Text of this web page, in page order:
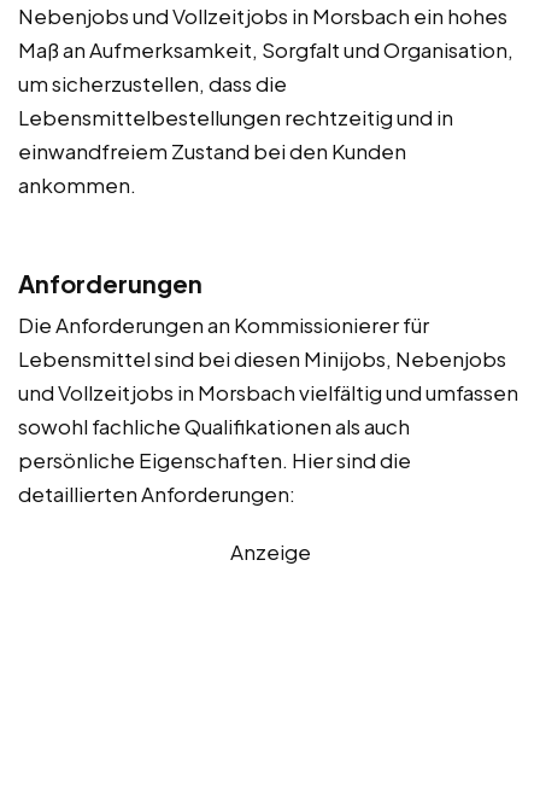
Nebenjobs und Vollzeitjobs in Morsbach ein hohes
Maß an Aufmerksamkeit, Sorgfalt und Organisation,
um sicherzustellen, dass die
Lebensmittelbestellungen rechtzeitig und in
einwandfreiem Zustand bei den Kunden
ankommen.
Anforderungen
Die Anforderungen an Kommissionierer für
Lebensmittel sind bei diesen Minijobs, Nebenjobs
und Vollzeitjobs in Morsbach vielfältig und umfassen
sowohl fachliche Qualifikationen als auch
persönliche Eigenschaften. Hier sind die
detaillierten Anforderungen:
Anzeige